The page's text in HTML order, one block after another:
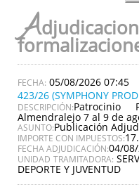
A
05/08/2026 07:45
423/26 (SYMPHONY
DESCRIPCIÓN:Patrocinio
Almendralejo 7 al 9 de
ASUNTO:Publicación
IMPORTE CON IMPUESTOS:
FECHA ADJUDICACIÓN:04/
UNIDAD TRAMITADORA:
DEPORTE Y JUVENTUD